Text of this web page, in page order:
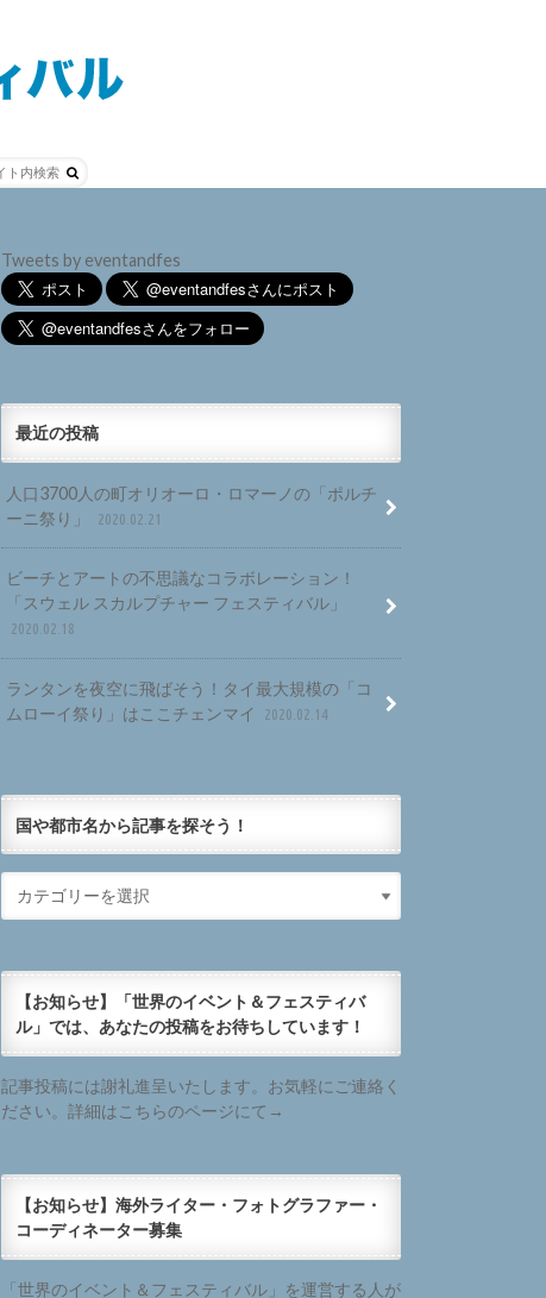
Tweets by eventandfes
最近の投稿
人口3700人の町オリオーロ・ロマーノの「ポルチ
ーニ祭り」
2020.02.21
ビーチとアートの不思議なコラボレーション！
「スウェル スカルプチャー フェスティバル」
2020.02.18
ランタンを夜空に飛ばそう！タイ最大規模の「コ
ムローイ祭り」はここチェンマイ
2020.02.14
国や都市名から記事を探そう！
【お知らせ】「世界のイベント＆フェスティバ
ル」では、あなたの投稿をお待ちしています！
記事投稿には謝礼進呈いたします。お気軽にご連絡く
ださい。詳細はこちらのページにて→
【お知らせ】海外ライター・フォトグラファー・
コーディネーター募集
「世界のイベント＆フェスティバル」を運営する人が